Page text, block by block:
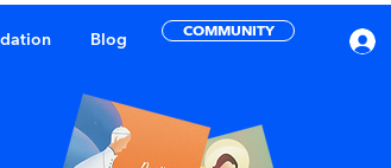
Blog COMMUNITY